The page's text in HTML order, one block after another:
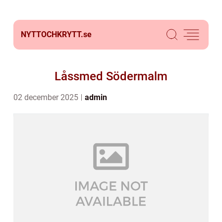
NYTTOCHKRYTT.se
Låssmed Södermalm
02 december 2025 admin